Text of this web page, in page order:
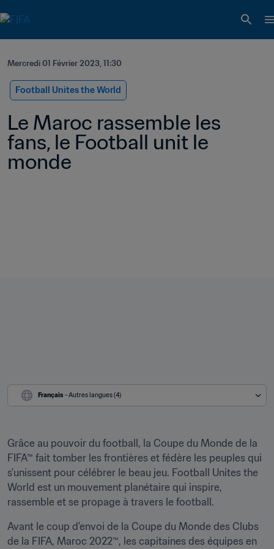
Mercredi 01 Février 2023, 11:30
Football Unites the World
Le Maroc rassemble les
fans, le Football unit le
monde
Français - Autres langues (4)
Grâce au pouvoir du football, la Coupe du Monde de la
FIFA™ fait tomber les frontières et fédère les peuples qui
s'unissent pour célébrer le beau jeu. Football Unites the
World est un mouvement planétaire qui inspire,
rassemble et se propage à travers le football.
Avant le coup d'envoi de la Coupe﻿ du Monde des Clubs
de la FIFA, Maroc 2022™, les capitaines des équipes en